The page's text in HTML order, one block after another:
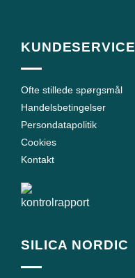
KUNDESERVICE
Ofte stillede spørgsmål
Handelsbetingelser
Persondatapolitik
Cookies
Kontakt
SILICA NORDIC